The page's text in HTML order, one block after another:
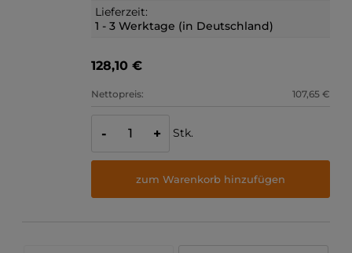
Lieferzeit:
1 - 3 Werktage (in Deutschland)
128,10 €
Nettopreis: 107,65 €
- + Stk.
zum Warenkorb hinzufügen